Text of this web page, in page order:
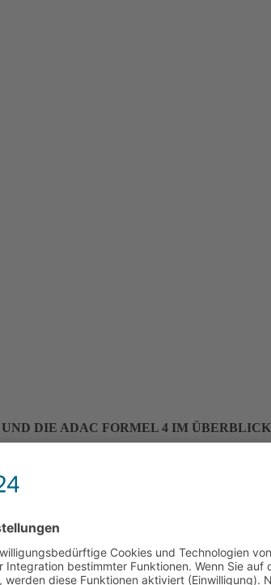
DIE ADAC FORMEL 4 IM ÜBERBLICK
ein detaillierter Jahresrückblick zur FIA